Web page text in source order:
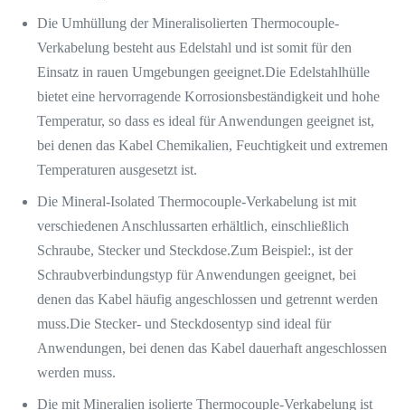
Die Umhüllung der Mineralisolierten Thermocouple-
Verkabelung besteht aus Edelstahl und ist somit für den
Einsatz in rauen Umgebungen geeignet.Die Edelstahlhülle
bietet eine hervorragende Korrosionsbeständigkeit und hohe
Temperatur, so dass es ideal für Anwendungen geeignet ist,
bei denen das Kabel Chemikalien, Feuchtigkeit und extremen
Temperaturen ausgesetzt ist.
Die Mineral-Isolated Thermocouple-Verkabelung ist mit
verschiedenen Anschlussarten erhältlich, einschließlich
Schraube, Stecker und Steckdose.Zum Beispiel:, ist der
Schraubverbindungstyp für Anwendungen geeignet, bei
denen das Kabel häufig angeschlossen und getrennt werden
muss.Die Stecker- und Steckdosentyp sind ideal für
Anwendungen, bei denen das Kabel dauerhaft angeschlossen
werden muss.
Die mit Mineralien isolierte Thermocouple-Verkabelung ist